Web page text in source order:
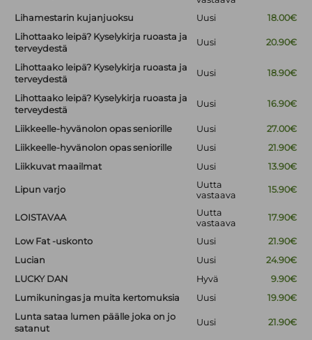
Lihamestarin kujanjuoksu Uusi
18.00€
Lihottaako leipä? Kyselykirja ruoasta ja
terveydestä
Uusi 20.90€
Lihottaako leipä? Kyselykirja ruoasta ja
terveydestä
Uusi 18.90€
Lihottaako leipä? Kyselykirja ruoasta ja
terveydestä
Uusi 16.90€
Liikkeelle-hyvänolon opas seniorille Uusi
27.00€
Liikkeelle-hyvänolon opas seniorille
Uusi
21.90€
Liikkuvat maailmat
Uusi 13.90€
Lipun varjo
Uutta
vastaava
15.90€
LOISTAVAA
Uutta
vastaava
17.90€
Low Fat -uskonto Uusi
21.90€
Lucian
Uusi
24.90€
LUCKY DAN
Hyvä
9.90€
Lumikuningas ja muita kertomuksia
Uusi
19.90€
Lunta sataa lumen päälle joka on jo
satanut
Uusi 21.90€